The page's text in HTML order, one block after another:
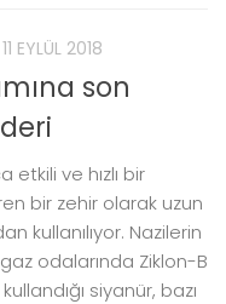
11 EYLÜL 2018
son
etkili ve hızlı bir
bir zehir olarak uzun
kullanılıyor. Nazilerin
odalarında Ziklon-B
siyanür, bazı